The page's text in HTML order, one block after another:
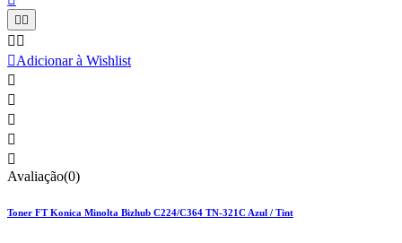

 
Adicionar à Wishlist





Avaliação(0)
Toner FT Konica Minolta Bizhub C224/C364 TN-321C Azul / Tint